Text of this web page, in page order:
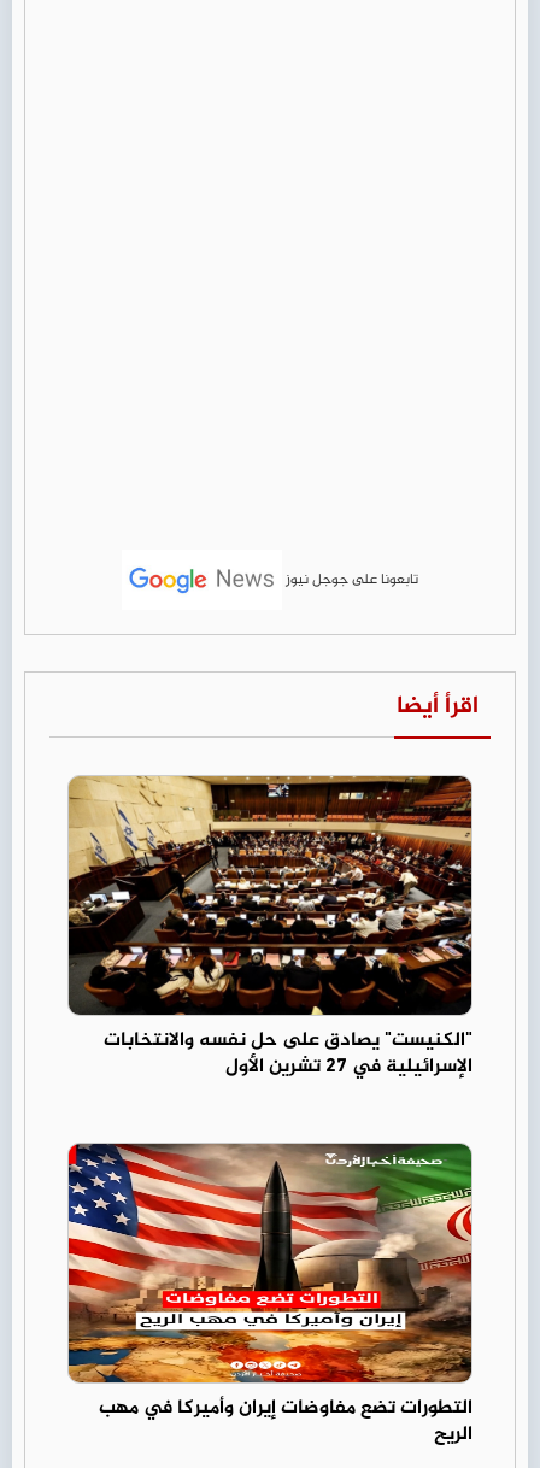
تابعونا على جوجل نيوز
اقرأ أيضا
"الكنيست" يصادق على حل نفسه والانتخابات
الإسرائيلية في 27 تشرين الأول
التطورات تضع مفاوضات إيران وأميركا في مهب
الريح